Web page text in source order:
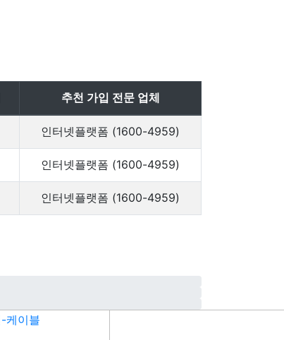
추천 가입 전문 업체
인터넷플랫폼 (1600-4959)
인터넷플랫폼 (1600-4959)
인터넷플랫폼 (1600-4959)